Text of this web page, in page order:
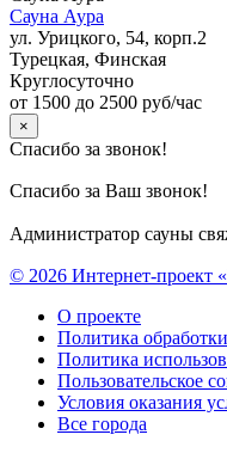
Сауна Аура
ул. Урицкого, 54, корп.2
Турецкая, Финская
Круглосуточно
от 1500 до 2500 руб/час
×
Спасибо за звонок!
Спасибо за Ваш звонок!
Администратор сауны
© 2026 Интернет-проект
О проекте
Политика
Политика
Пользовательское
Условия оказания
Все города